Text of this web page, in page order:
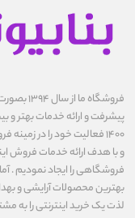
پیشرفت و ارائه خدمات بهتر و
1400 فعالیت خود را در
و با هدف ارائه خدمات فروش
فروشگاهی را ایجاد نمودیم .
بهترین محصولات آرایشی و
لذت یک خرید اینترنتی را به